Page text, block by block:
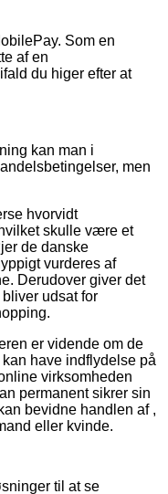
Som en
af en
du higer efter at
kan man i
men
hvorvidt
skulle være et
de danske
vurderes af
Derudover giver det
udsat for
er vidende om de
have indflydelse på
virksomheden
permanent sikrer sin
bevidne handlen af ,
eller kvinde.
til at se